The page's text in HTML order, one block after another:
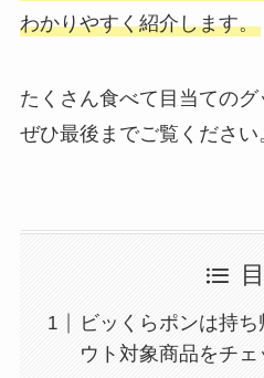
わかりやすく紹介します。
たくさん食べて目当てのグ
ぜひ最後までご覧ください
ビッくらポンは持
ウト対象商品をチェ